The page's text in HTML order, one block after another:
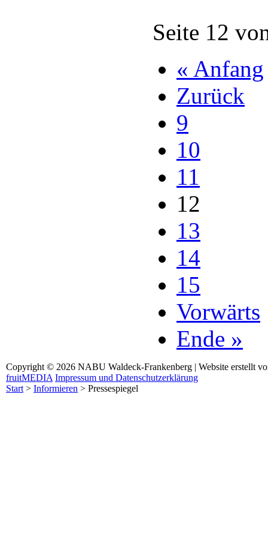
Seite 12
« Anfang
Zurück
9
10
11
12
13
14
15
Vorwärts
Ende »
Copyright © 2026 NABU Waldeck-Frankenberg | Website erstellt
fruitMEDIA Impressum und Datenschutzerklärung
Start> Informieren > Pressespiegel